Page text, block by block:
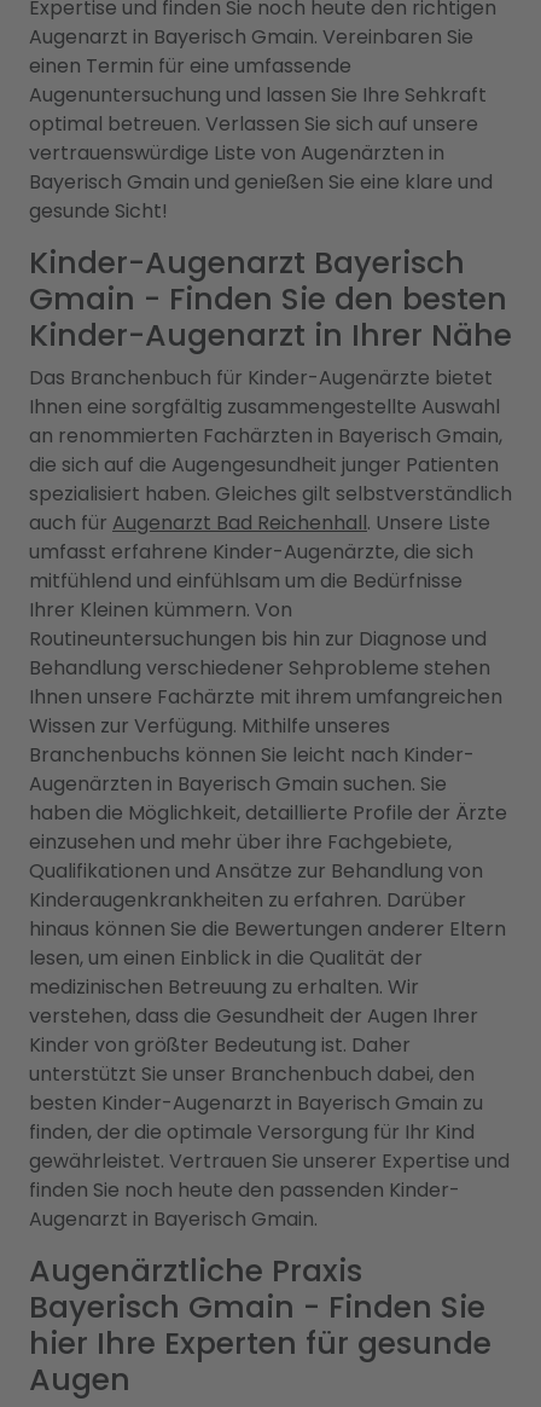
Expertise und finden Sie noch heute den richtigen
Augenarzt in Bayerisch Gmain. Vereinbaren Sie
einen Termin für eine umfassende
Augenuntersuchung und lassen Sie Ihre Sehkraft
optimal betreuen. Verlassen Sie sich auf unsere
vertrauenswürdige Liste von Augenärzten in
Bayerisch Gmain und genießen Sie eine klare und
gesunde Sicht!
Kinder-Augenarzt Bayerisch
Gmain - Finden Sie den besten
Kinder-Augenarzt in Ihrer Nähe
Das Branchenbuch für Kinder-Augenärzte bietet
Ihnen eine sorgfältig zusammengestellte Auswahl
an renommierten Fachärzten in Bayerisch Gmain,
die sich auf die Augengesundheit junger Patienten
spezialisiert haben. Gleiches gilt selbstverständlich
auch für Augenarzt Bad Reichenhall. Unsere Liste
umfasst erfahrene Kinder-Augenärzte, die sich
mitfühlend und einfühlsam um die Bedürfnisse
Ihrer Kleinen kümmern. Von
Routineuntersuchungen bis hin zur Diagnose und
Behandlung verschiedener Sehprobleme stehen
Ihnen unsere Fachärzte mit ihrem umfangreichen
Wissen zur Verfügung. Mithilfe unseres
Branchenbuchs können Sie leicht nach Kinder-
Augenärzten in Bayerisch Gmain suchen. Sie
haben die Möglichkeit, detaillierte Profile der Ärzte
einzusehen und mehr über ihre Fachgebiete,
Qualifikationen und Ansätze zur Behandlung von
Kinderaugenkrankheiten zu erfahren. Darüber
hinaus können Sie die Bewertungen anderer Eltern
lesen, um einen Einblick in die Qualität der
medizinischen Betreuung zu erhalten. Wir
verstehen, dass die Gesundheit der Augen Ihrer
Kinder von größter Bedeutung ist. Daher
unterstützt Sie unser Branchenbuch dabei, den
besten Kinder-Augenarzt in Bayerisch Gmain zu
finden, der die optimale Versorgung für Ihr Kind
gewährleistet. Vertrauen Sie unserer Expertise und
finden Sie noch heute den passenden Kinder-
Augenarzt in Bayerisch Gmain.
Augenärztliche Praxis
Bayerisch Gmain - Finden Sie
hier Ihre Experten für gesunde
Augen